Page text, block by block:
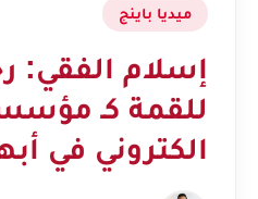
ميديا باينج
إسلام الفقي:
للقمة كـ
الكتروني في